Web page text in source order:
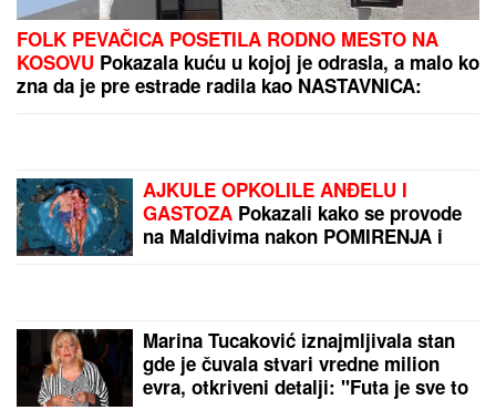
FOLK PEVAČICA POSETILA RODNO MESTO NA
KOSOVU Pokazala kuću u kojoj je odrasla, a malo ko
zna da je pre estrade radila kao NASTAVNICA:
AJKULE OPKOLILE ANĐELU I
GASTOZA Pokazali kako se provode
na Maldivima nakon POMIRENJA i
Marina Tucaković iznajmljivala stan
gde je čuvala stvari vredne milion
evra, otkriveni detalji: "Futa je sve to